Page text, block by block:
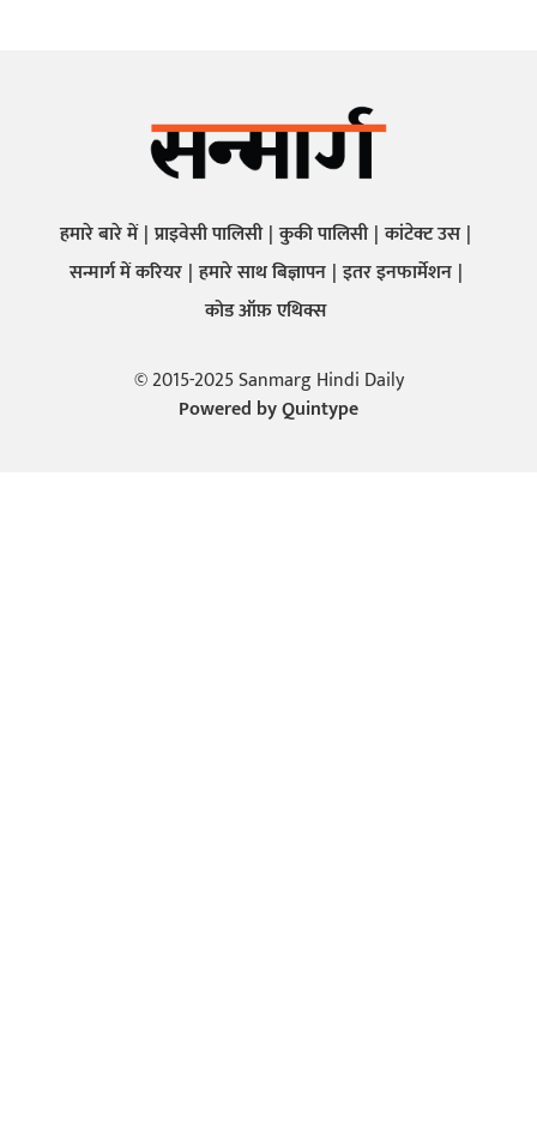
हमारे बारे में प्राइवेसी पालिसी कुकी पालिसी कांटेक्ट उस
सन्मार्ग में करियर हमारे साथ बिज्ञापन इतर इनफार्मेशन
कोड ऑफ़ एथिक्स
© 2015-2025 Sanmarg Hindi Daily
Powered byQuintype